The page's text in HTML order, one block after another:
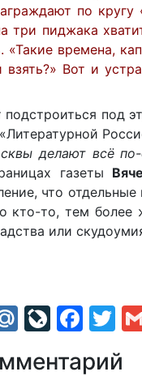
по
три пиджака
«Такие времена,
взять?» Вот и
под
делают всё
газеты
что
кто-то, тем более
или
Mail.Ru